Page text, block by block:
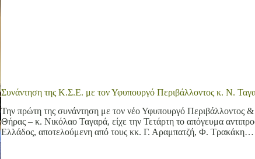
Συνάντηση της Κ.Σ.Ε. με τον Υφυπουργό Περιβάλλοντος κ. Ν.
Την πρώτη της συνάντηση με τον νέο Υφυπουργό Περιβάλλοντος
Θήρας – κ. Νικόλαο Ταγαρά, είχε την Τετάρτη το απόγευμα
Ελλάδος, αποτελούμενη από τους κκ. Γ. Αραμπατζή, Φ. Τρακάκη…